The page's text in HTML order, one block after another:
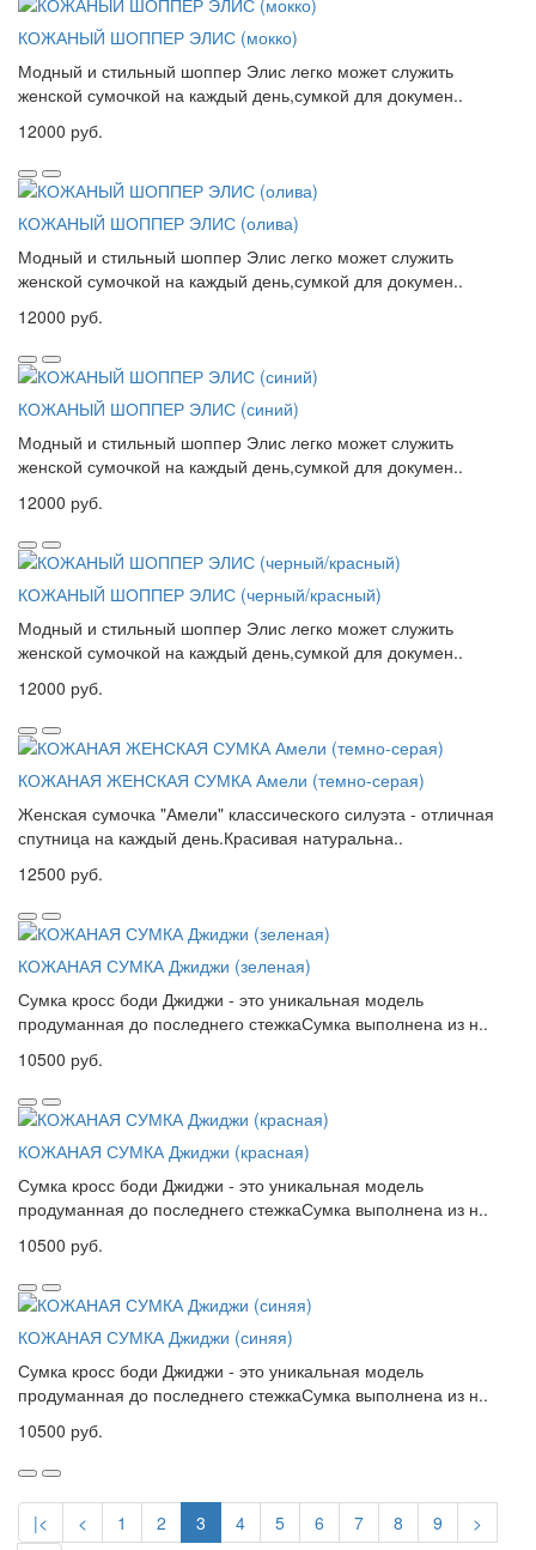
КОЖАНЫЙ ШОППЕР ЭЛИС (мокко)
Модный и стильный шоппер Элис легко может служить
женской сумочкой на каждый день,сумкой для докумен..
12000 руб.
КОЖАНЫЙ ШОППЕР ЭЛИС (олива)
Модный и стильный шоппер Элис легко может служить
женской сумочкой на каждый день,сумкой для докумен..
12000 руб.
КОЖАНЫЙ ШОППЕР ЭЛИС (синий)
Модный и стильный шоппер Элис легко может служить
женской сумочкой на каждый день,сумкой для докумен..
12000 руб.
КОЖАНЫЙ ШОППЕР ЭЛИС (черный/красный)
Модный и стильный шоппер Элис легко может служить
женской сумочкой на каждый день,сумкой для докумен..
12000 руб.
КОЖАНАЯ ЖЕНСКАЯ СУМКА Амели (темно-серая)
Женская сумочка "Амели" классического силуэта - отличная
спутница на каждый день.Красивая натуральна..
12500 руб.
КОЖАНАЯ СУМКА Джиджи (зеленая)
Сумка кросс боди Джиджи - это уникальная модель
продуманная до последнего стежкаСумка выполнена из н..
10500 руб.
КОЖАНАЯ СУМКА Джиджи (красная)
Сумка кросс боди Джиджи - это уникальная модель
продуманная до последнего стежкаСумка выполнена из н..
10500 руб.
КОЖАНАЯ СУМКА Джиджи (синяя)
Сумка кросс боди Джиджи - это уникальная модель
продуманная до последнего стежкаСумка выполнена из н..
10500 руб.
|< < 1 2 3 4 5 6 7 8 9
>